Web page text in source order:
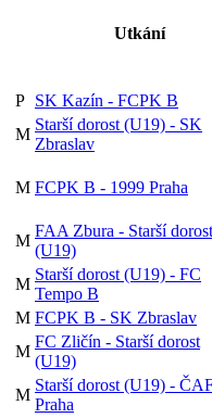
Utkání
P SK Kazín - FCPK B
M
Starší dorost (U19) - SK
Zbraslav
M FCPK B - 1999 Praha
M
FAA Zbura - Starší dorost
(U19)
M
Starší dorost (U19) - FC
Tempo B
M FCPK B - SK Zbraslav
M
FC Zličín - Starší dorost
(U19)
M
Starší dorost (U19) -
Praha